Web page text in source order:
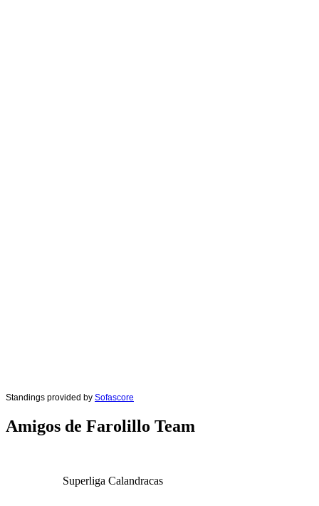
Standings provided by Sofascore
Amigos de Farolillo Team
Superliga Calandracas